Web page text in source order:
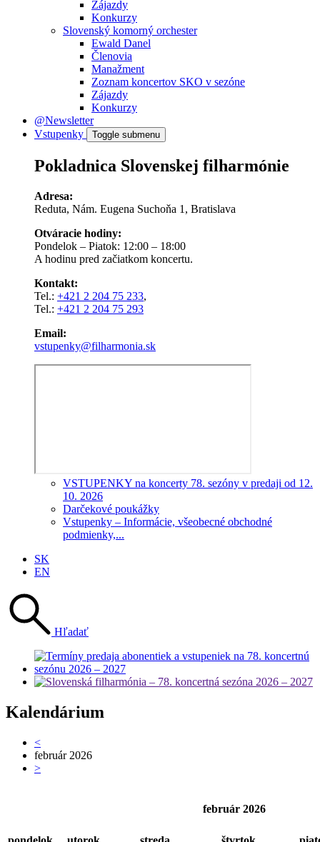
Zájazdy
Konkurzy
Slovenský komorný orchester
Ewald Danel
Členovia
Manažment
Zoznam koncertov SKO v sezóne
Zájazdy
Konkurzy
@Newsletter
Vstupenky
Toggle submenu
Pokladnica Slovenskej filharmónie
Adresa:
Reduta, Nám. Eugena Suchoňa 1, Bratislava
Otváracie hodiny:
Pondelok – Piatok: 12:00 – 18:00
A hodinu pred začiatkom koncertu.
Kontakt:
Tel.: +421 2 204 75 233,
Tel.: +421 2 204 75 293
Email:
vstupenky@filharmonia.sk
VSTUPENKY na koncerty 78. sezóny v predaji od 12.
10. 2026
Darčekové poukážky
Vstupenky – Informácie, všeobecné obchodné
podmienky,...
SK
EN
Hľadať
Kalendárium
<
február 2026
>
február 2026